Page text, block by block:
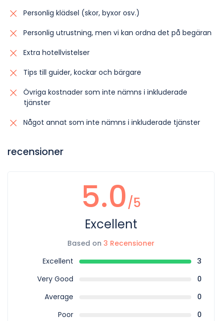
Personlig klädsel (skor, byxor osv.)
Personlig utrustning, men vi kan ordna det på begäran
Extra hotellvistelser
Tips till guider, kockar och bärgare
Övriga kostnader som inte nämns i inkluderade
tjänster
Något annat som inte nämns i inkluderade tjänster
recensioner
5.0/5
Excellent
Based on 3 Recensioner
Excellent
3
Very Good
0
Average
0
Poor
0